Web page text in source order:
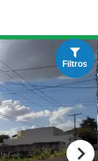
Filtros